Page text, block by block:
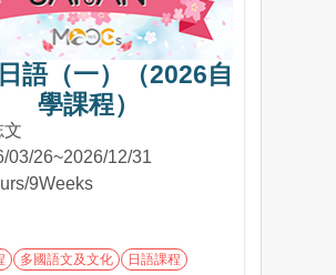
語（一）（2026自
學課程）
文
03/26~2026/12/31
9Weeks
多國語文及文化 日語課程